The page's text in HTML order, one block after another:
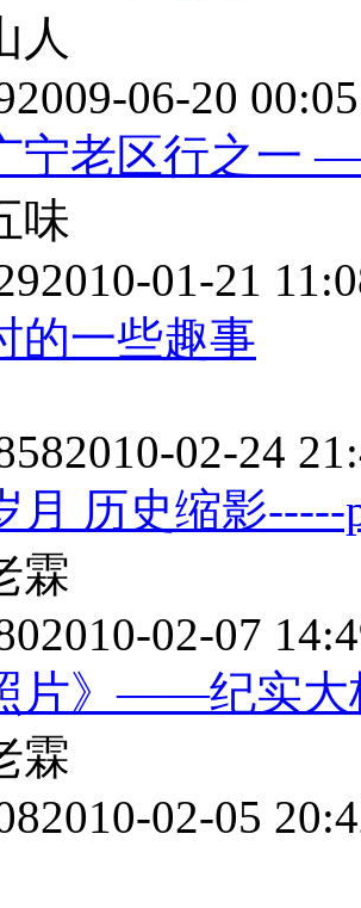
人
2009-06-20
宁老区行之一
味
2010-01-21
的一些趣事
2010-02-24
月 历史缩影
霖
2010-02-07
片》——纪实大
霖
2010-02-05